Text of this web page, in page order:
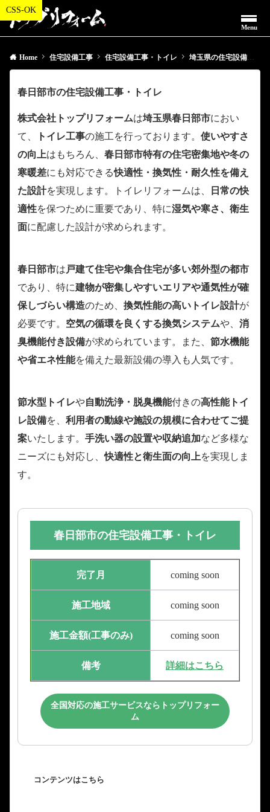
Menu
Home 住宅設備工事 住宅設備工事・トイレ 埼玉県の住宅設備工事・トイレ
春日部市の住宅設備工事・トイレ
株式会社トップリフォームは埼玉県春日部市におい
て、
トイレ工事の施工を行っております。 使いやすさ
の向上はもちろん、 春日部市特有の住宅密集地や冬の
寒暖差にも対応できる快適性・換気性・耐久性を備え
た設計を実現します。トイレリフォームは、
日常の快
適性を保つために重要であり、特に湿気や寒さ、衛生
面に配慮した設計が求められます。
春日部市は 戸建て住宅や集合住宅が多い郊外型の都市
であり、特に建物が密集しやすいエリアや通気性が確
保しづらい構造のため、 換気性能の高いトイレ設計が
必要です。 空気の循環を良くする換気システムや、 消
臭機能付き設備が求められています。また、 節水機能
や省エネ性能を備えた最新設備の導入も人気です。
節水型トイレや自動洗浄・脱臭機能付きの高性能トイ
レ設備を、 利用者の動線や施設の規模に合わせてご提
案いたします。 手洗い器の設置や収納追加など多様な
ニーズにも対応し、快適性と衛生面の向上を実現しま
す。
春日部市の住宅設備工事・トイレ
完了月 coming soon
施工地域 coming soon
施工金額(工事のみ) coming soon
備考 詳細はこちら
全国対応の施工サービスならトップリフォー
ム
コンテンツはこちら